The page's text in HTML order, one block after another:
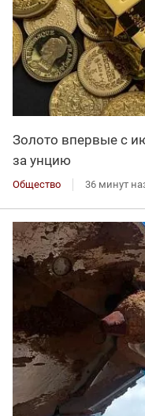
Золото впервые с
за унцию
Общество 36 минут